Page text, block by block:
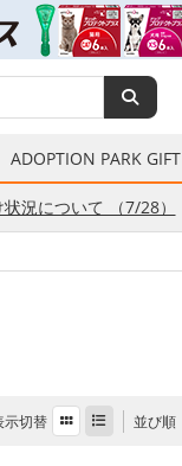
ADOPTION PARK GIFT
況について （7/28）
示切替 並び順